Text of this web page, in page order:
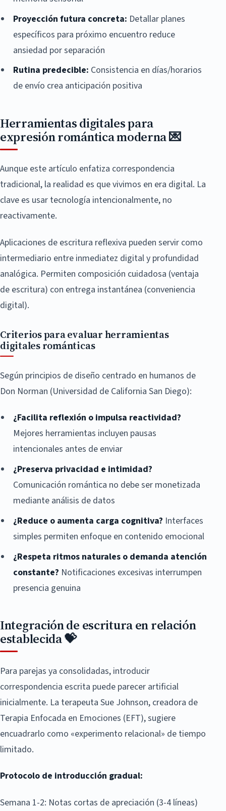
Proyección futura concreta: Detallar planes
específicos para próximo encuentro reduce
ansiedad por separación
Rutina predecible: Consistencia en días/horarios
de envío crea anticipación positiva
Herramientas digitales para
expresión romántica moderna 💌
Aunque este artículo enfatiza correspondencia
tradicional, la realidad es que vivimos en era digital. La
clave es usar tecnología intencionalmente, no
reactivamente.
Aplicaciones de escritura reflexiva pueden servir como
intermediario entre inmediatez digital y profundidad
analógica. Permiten composición cuidadosa (ventaja
de escritura) con entrega instantánea (conveniencia
digital).
Criterios para evaluar herramientas
digitales románticas
Según principios de diseño centrado en humanos de
Don Norman (Universidad de California San Diego):
¿Facilita reflexión o impulsa reactividad?
Mejores herramientas incluyen pausas
intencionales antes de enviar
¿Preserva privacidad e intimidad?
Comunicación romántica no debe ser monetizada
mediante análisis de datos
¿Reduce o aumenta carga cognitiva? Interfaces
simples permiten enfoque en contenido emocional
¿Respeta ritmos naturales o demanda atención
constante? Notificaciones excesivas interrumpen
presencia genuina
Integración de escritura en relación
establecida 💝
Para parejas ya consolidadas, introducir
correspondencia escrita puede parecer artificial
inicialmente. La terapeuta Sue Johnson, creadora de
Terapia Enfocada en Emociones (EFT), sugiere
encuadrarlo como «experimento relacional» de tiempo
limitado.
Protocolo de introducción gradual:
Semana 1-2: Notas cortas de apreciación (3-4 líneas)